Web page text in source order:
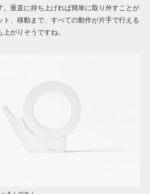
。垂直に持ち上げれば簡単に取り外すことが
ト、移動まで、すべての動作が片手で行える
がりそうですね。